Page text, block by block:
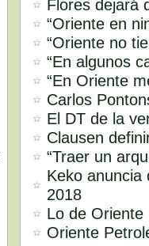
Flores dejará
“Oriente en
“Oriente no
“En algunos
“En Oriente
Carlos
El DT de la
Clausen
“Traer un
Keko anuncia
2018
Lo de
Oriente